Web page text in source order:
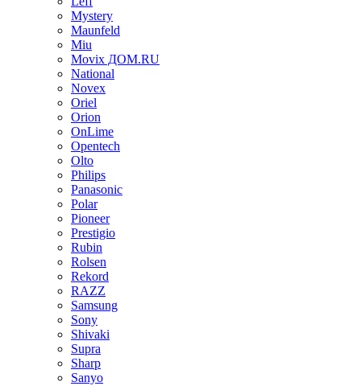
Mystery
Maunfeld
Miu
Movix ДОМ.RU
National
Novex
Oriel
Orion
OnLime
Opentech
Olto
Philips
Panasonic
Polar
Pioneer
Prestigio
Rubin
Rolsen
Rekord
RAZZ
Samsung
Sony
Shivaki
Supra
Sharp
Sanyo